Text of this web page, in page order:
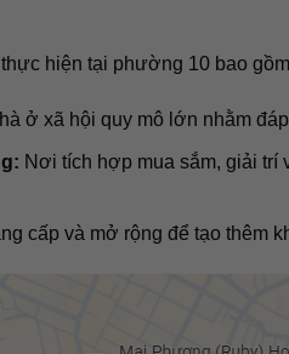
hiện tại phường 10 bao
ở xã hội quy mô lớn nhằm
Nơi tích hợp mua sắm, giải trí
cấp và mở rộng để tạo thêm